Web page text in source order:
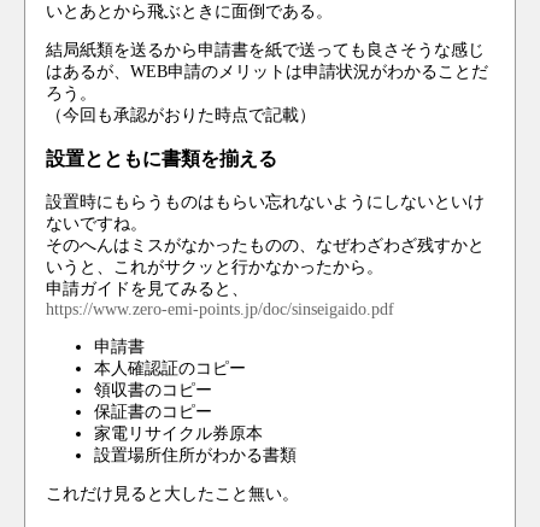
いとあとから飛ぶときに面倒である。
結局紙類を送るから申請書を紙で送っても良さそうな感じ
はあるが、WEB申請のメリットは申請状況がわかることだ
ろう。
（今回も承認がおりた時点で記載）
設置とともに書類を揃える
設置時にもらうものはもらい忘れないようにしないといけ
ないですね。
そのへんはミスがなかったものの、なぜわざわざ残すかと
いうと、これがサクッと行かなかったから。
申請ガイドを見てみると、
https://www.zero-emi-points.jp/doc/sinseigaido.pdf
申請書
本人確認証のコピー
領収書のコピー
保証書のコピー
家電リサイクル券原本
設置場所住所がわかる書類
これだけ見ると大したこと無い。